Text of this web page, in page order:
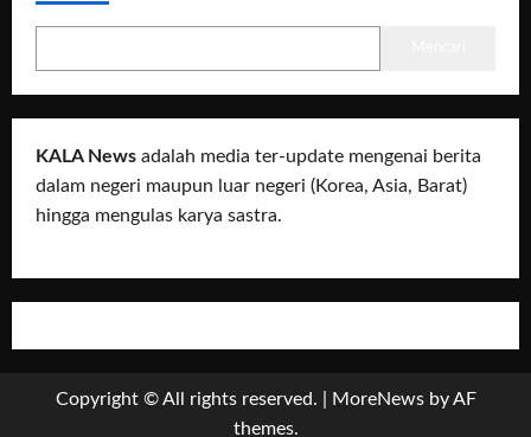
KALA News adalah media ter-update mengenai berita
dalam negeri maupun luar negeri (Korea, Asia, Barat)
hingga mengulas karya sastra.
Copyright © All rights reserved. MoreNewsby AF
themes.